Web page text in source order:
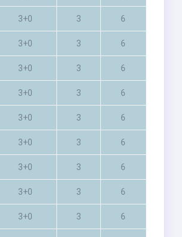
3+0 3 6
3+0 3 6
3+0 3 6
3+0 3 6
3+0 3 6
3+0 3 6
3+0 3 6
3+0 3 6
3+0 3 6